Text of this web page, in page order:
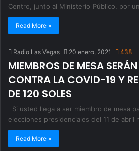
Centro, junto al Ministerio Público, por
Read More »
Radio Las Vegas 20 enero, 2021 438
MIEMBROS DE MESA
CONTRA LA COVID-19 Y
DE 120 SOLES
Si usted llega a ser miembro de mesa
elecciones presidenciales del 11 de abril
Read More »